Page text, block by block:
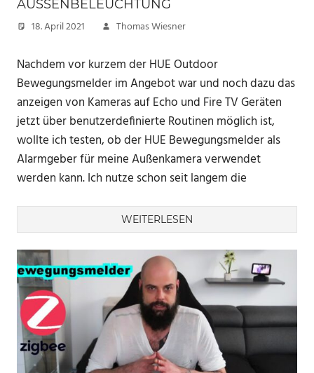
AUSSENBELEUCHTUNG
18. April 2021 Thomas Wiesner
Nachdem vor kurzem der HUE Outdoor
Bewegungsmelder im Angebot war und noch dazu das
anzeigen von Kameras auf Echo und Fire TV Geräten
jetzt über benutzerdefinierte Routinen möglich ist,
wollte ich testen, ob der HUE Bewegungsmelder als
Alarmgeber für meine Außenkamera verwendet
werden kann. Ich nutze schon seit langem die
WEITERLESEN